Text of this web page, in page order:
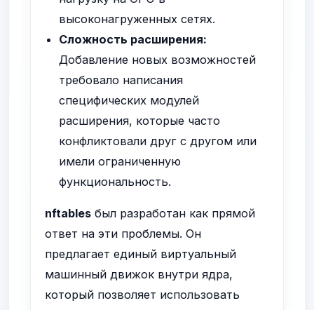
высоконагруженных сетях.
Сложность расширения:
Добавление новых возможностей
требовало написания
специфических модулей
расширения, которые часто
конфликтовали друг с другом или
имели ограниченную
функциональность.
nftables был разработан как прямой
ответ на эти проблемы. Он
предлагает единый виртуальный
машинный движок внутри ядра,
который позволяет использовать